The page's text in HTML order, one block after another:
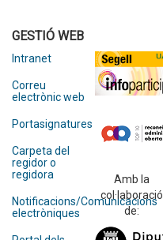
GESTIÓ WEB
Intranet
Correu
electrònic web
Portasignatures
Carpeta del
regidor o
regidora
Notificacions/Comunicacions
electròniques
Amb la
col·laboració
de: